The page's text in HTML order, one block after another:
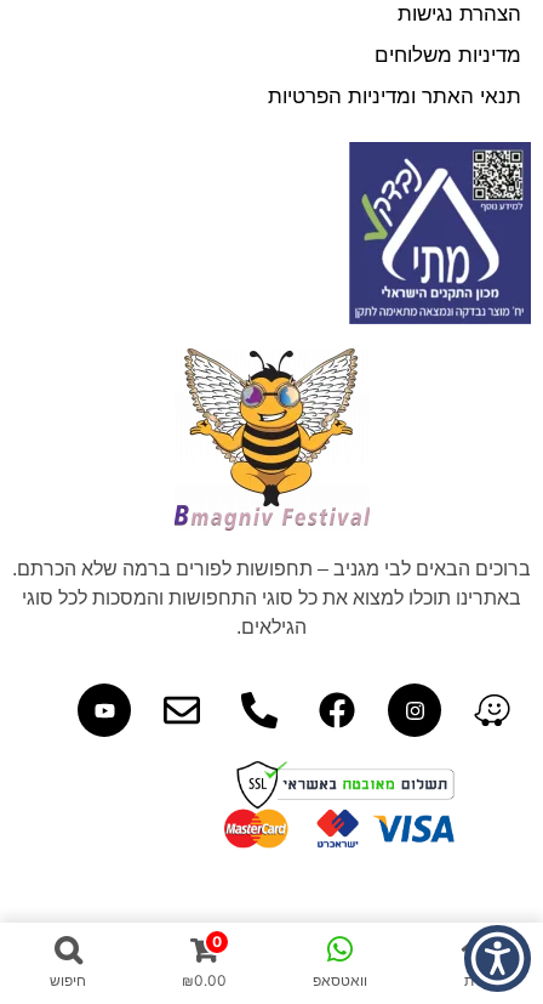
הצהרת נגישות
מדיניות משלוחים
תנאי האתר ומדיניות הפרטיות
ברוכים הבאים לבי מגניב – תחפושות לפורים ברמה שלא הכרתם.
באתרינו תוכלו למצוא את כל סוגי התחפושות והמסכות לכל סוגי
הגילאים.
בית וואטסאפ
0
₪0.00 חיפוש